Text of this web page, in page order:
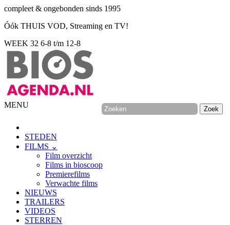
compleet & ongebonden sinds 1995
Óók THUIS VOD, Streaming en TV!
WEEK 32 6-8 t/m 12-8
MENU
STEDEN
FILMS ⌄
Film overzicht
Films in bioscoop
Premierefilms
Verwachte films
NIEUWS
TRAILERS
VIDEOS
STERREN